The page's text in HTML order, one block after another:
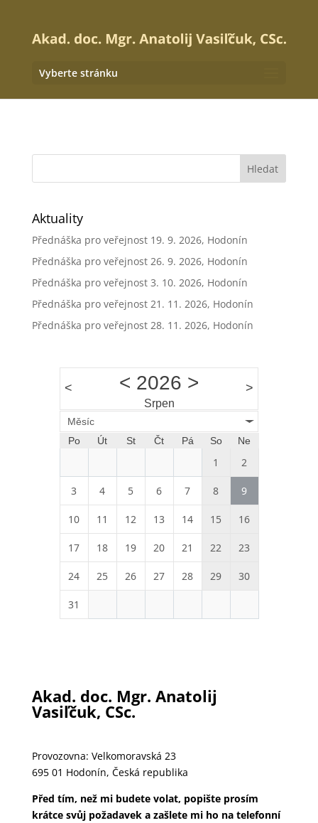
Vyberte stránku
Aktuality
Přednáška pro veřejnost 19. 9. 2026, Hodonín
Přednáška pro veřejnost 26. 9. 2026, Hodonín
Přednáška pro veřejnost 3. 10. 2026, Hodonín
Přednáška pro veřejnost 21. 11. 2026, Hodonín
Přednáška pro veřejnost 28. 11. 2026, Hodonín
< < 2026 >
Srpen
>
Měsíc
Po
Út St Čt Pá So Ne
1 2
3 4 5 6 7 8 9
10 11 12 13 14 15 16
17 18 19 20 21 22 23
24 25 26 27 28 29 30
31
Akad. doc. Mgr. Anatolij
Vasiľčuk, CSc.
Provozovna: Velkomoravská 23
695 01 Hodonín, Česká republika
Před tím, než mi budete volat, popište prosím
krátce svůj požadavek a zašlete mi ho na telefonní